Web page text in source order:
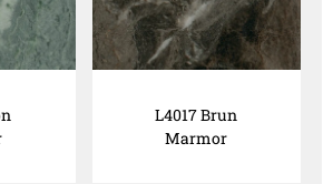
L4017 Brun
Marmor